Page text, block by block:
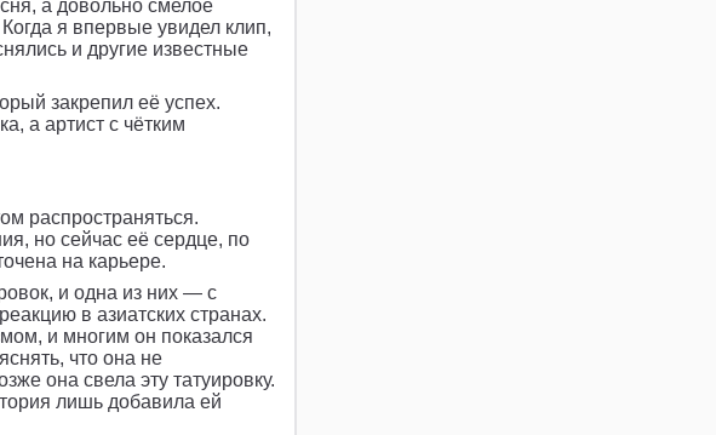
а довольно смелое
я впервые увидел клип,
и другие известные
закрепил её успех.
а артист с чётким
распространяться.
но сейчас её сердце, по
на карьере.
и одна из них — с
в азиатских странах.
и многим он показался
что она не
она свела эту татуировку.
лишь добавила ей